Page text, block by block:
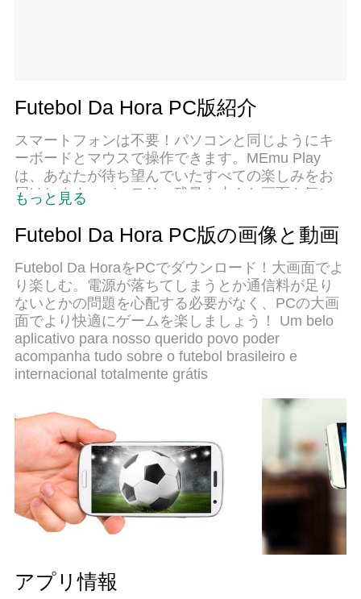
Futebol Da Hora PC版紹介
スマートフォンは不要！パソコンと同じようにキ
ーボードとマウスで操作できます。MEmu Play
は、あなたが待ち望んでいたすべての楽しみをお
届けします。バッテリー残量や小さな画面を気に
い。最新のMEmu 9は、Futebol Da HoraをPCで体
験するのに最適です！完璧なキーマッピングシス
テムにより、PCのようなスムーズな操作性を実現
します。マルチインスタンス機能により、複数の
アプリケーションを同時に実行できます。独自の
仮想化エンジンがPCのパフォーマンスを最大限に
引き出します。アプリを使用するだけでなく、高
品質な体験を得ることができます。
もっと見る
Futebol Da Hora PC版の画像と動画
Futebol Da HoraをPCでダウンロード！大画面でよ
り楽しむ。電源が落ちてしまうとか通信料が足り
ないとかの問題を心配する必要がなく、PCの大画
面でより快適にゲームを楽しましょう！ Um belo
aplicativo para nosso querido povo poder
acompanha tudo sobre o futebol brasileiro e
internacional totalmente grátis
アプリ情報